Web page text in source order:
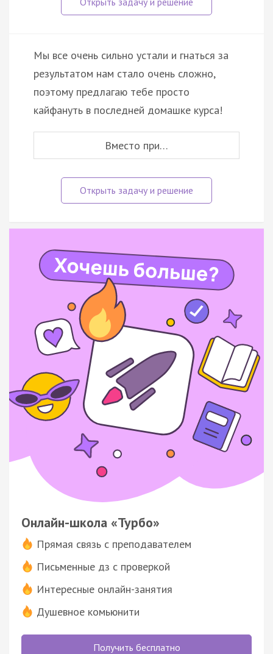
Мы все очень сильно устали и гнаться за
результатом нам стало очень сложно,
поэтому предлагаю тебе просто
кайфануть в последней домашке курса!
Вместо при…
Онлайн-школа «Турбо»
Прямая связь с преподавателем
Письменные дз с проверкой
Интересные онлайн-занятия
Душевное комьюнити
Получить бесплатно